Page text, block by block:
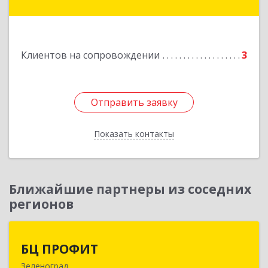
Клиентов на сопровождении 3
Отправить заявку
Показать контакты
Отправить заявку
Назад
Ближайшие партнеры из соседних
регионов
БЦ ПРОФИТ
Зеленоград